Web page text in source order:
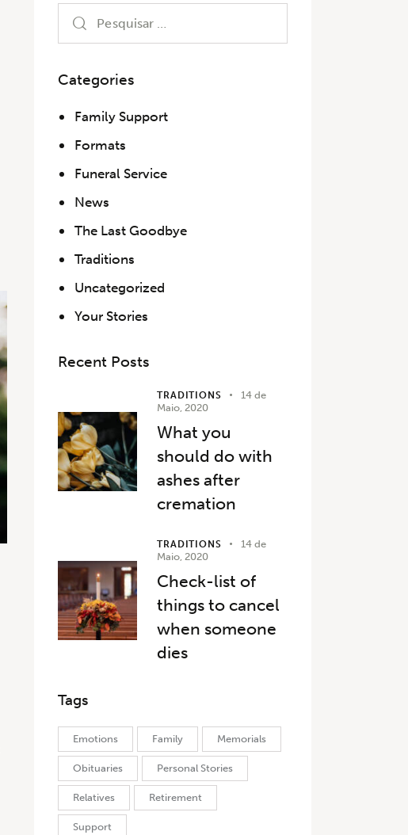
Categories
Family Support
Formats
Funeral Service
News
The Last Goodbye
Traditions
Uncategorized
Your Stories
Recent Posts
TRADITIONS
14 de
Maio, 2020
What you
should do with
ashes after
cremation
TRADITIONS
14 de
Maio, 2020
Check-list of
things to cancel
when someone
dies
Tags
Emotions Family Memorials
Obituaries Personal Stories
Relatives Retirement
Support